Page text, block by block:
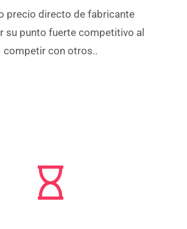
precio directo de fabricante
su punto fuerte competitivo al
competir con otros..